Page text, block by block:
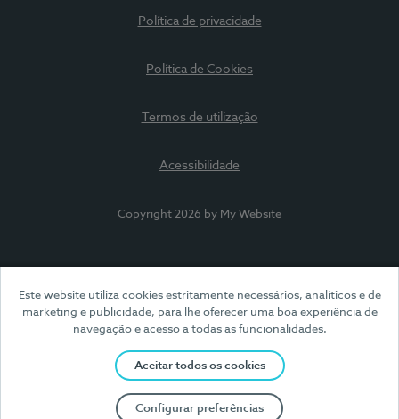
Este website utiliza cookies estritamente necessários, analíticos e de
marketing e publicidade, para lhe oferecer uma boa experiência de
navegação e acesso a todas as funcionalidades.
Aceitar todos os cookies
Configurar preferências
Política de privacidade
Política de Cookies
Termos de utilização
Acessibilidade
Copyright 2026 by My Website